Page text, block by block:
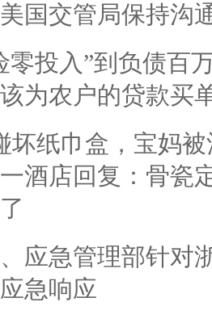
国交管局保持沟
零投入”到负债百
为农户的贷款买
坏纸巾盒，宝妈
酒店回复：骨瓷
应急管理部针对
急响应